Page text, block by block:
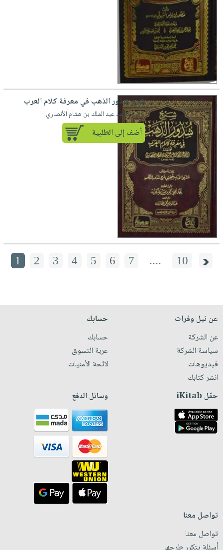
شرح شذور الذهب في معرفة كلام العرب
لـ أبي محمد عبد الملك بن هشام الأنصاري
أضف إلى الطلبية
1 2 3 4 5 6 7 .... 10
عن نيل وفرات
عن الشركة
سياسة الشركة
فيديوهات
انشر كتابك
حسابك
حسابك
عربة التسوق
لائحة الأمنيات
حمّل iKitab وسائل الدفع
تواصل معنا
تواصل معنا